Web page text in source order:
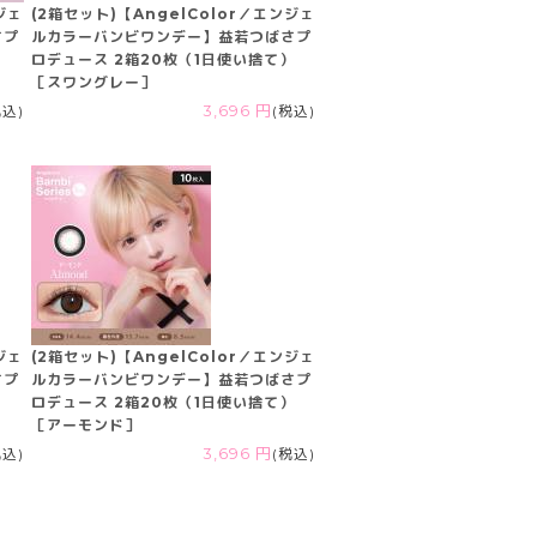
)
(2箱セット)【AngelColor／エンジェ
ルカラーバンビワンデー】益若つばさプ
ロデュース 2箱20枚（1日使い捨て）
［スワングレー］
3,696 円 (税込)
)
(2箱セット)【AngelColor／エンジェ
ルカラーバンビワンデー】益若つばさプ
ロデュース 2箱20枚（1日使い捨て）
［アーモンド］
3,696 円 (税込)